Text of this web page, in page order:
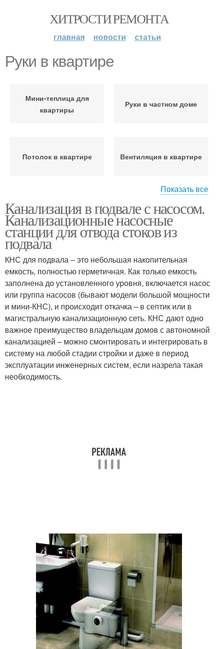
ХИТРОСТИ РЕМОНТА
главная новости статьи
Руки в квартире
Мини-теплица для
квартиры
Руки в частном доме
Потолок в квартире Вентиляция в квартире
Вентиляции в квартире
квартире
Руки от а
Показать все
Канализация в подвале с насосом.
Канализационные насосные
станции для отвода стоков из
подвала
КНС для подвала – это небольшая накопительная
емкость, полностью герметичная. Как только емкость
заполнена до установленного уровня, включается насос
или группа насосов (бывают модели большой мощности
и мини-КНС), и происходит откачка – в септик или в
магистральную канализационную сеть. КНС дают одно
важное преимущество владельцам домов с автономной
канализацией – можно смонтировать и интегрировать в
систему на любой стадии стройки и даже в период
эксплуатации инженерных систем, если назрела такая
необходимость.